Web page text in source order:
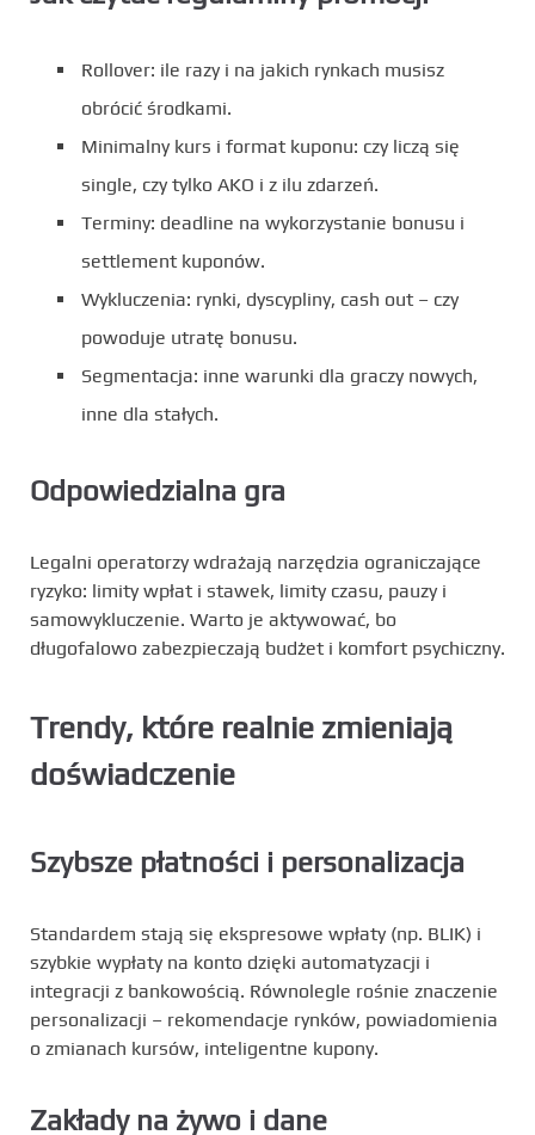
Rollover: ile razy i na jakich rynkach musisz
obrócić środkami.
Minimalny kurs i format kuponu: czy liczą się
single, czy tylko AKO i z ilu zdarzeń.
Terminy: deadline na wykorzystanie bonusu i
settlement kuponów.
Wykluczenia: rynki, dyscypliny, cash out – czy
powoduje utratę bonusu.
Segmentacja: inne warunki dla graczy nowych,
inne dla stałych.
Odpowiedzialna gra
Legalni operatorzy wdrażają narzędzia ograniczające
ryzyko: limity wpłat i stawek, limity czasu, pauzy i
samowykluczenie. Warto je aktywować, bo
długofalowo zabezpieczają budżet i komfort psychiczny.
Trendy, które realnie zmieniają
doświadczenie
Szybsze płatności i personalizacja
Standardem stają się ekspresowe wpłaty (np. BLIK) i
szybkie wypłaty na konto dzięki automatyzacji i
integracji z bankowością. Równolegle rośnie znaczenie
personalizacji – rekomendacje rynków, powiadomienia
o zmianach kursów, inteligentne kupony.
Zakłady na żywo i dane